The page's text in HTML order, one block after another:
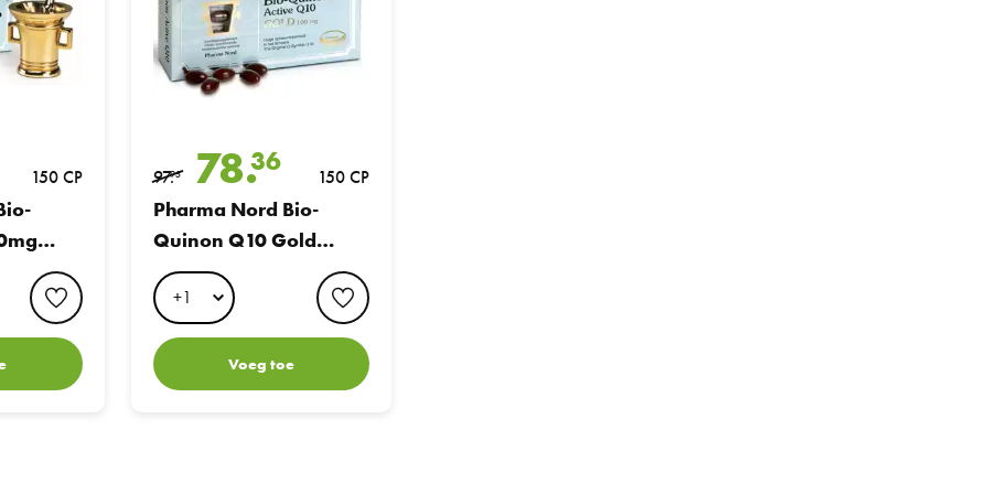
150 CP
favorite button
97.
95 78.36 150 CP
Pharma Nord Bio-
Quinon Q10 Gold
100mg Capsules
Voeg toe